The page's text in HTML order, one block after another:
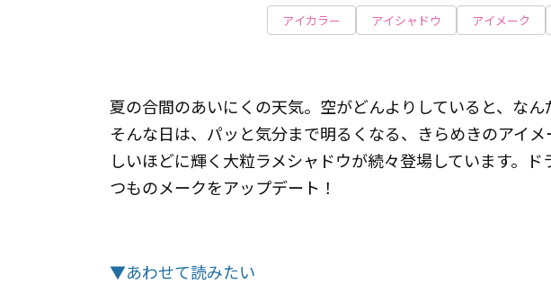
アイカラー アイシャドウ アイメーク
夏の合間のあいにくの天気。空がどんよりしていると、なん
そんな日は、パッと気分まで明るくなる、きらめきのアイ
しいほどに輝く大粒ラメシャドウが続々登場しています。
つものメークをアップデート！
▼あわせて読みたい